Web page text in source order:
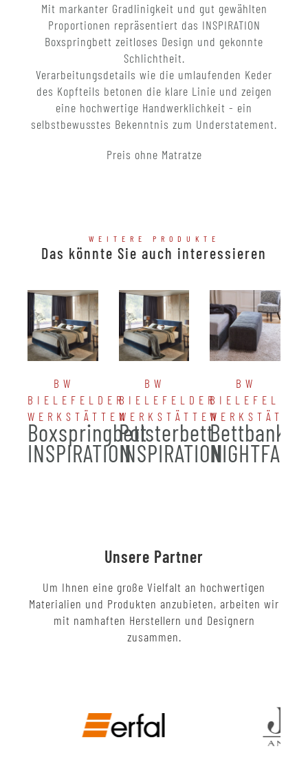
Mit markanter Gradlinigkeit und gut gewählten
Proportionen repräsentiert das INSPIRATION
Boxspringbett zeitloses Design und gekonnte
Schlichtheit.
Verarbeitungsdetails wie die umlaufenden Keder
des Kopfteils betonen die klare Linie und zeigen
eine hochwertige Handwerklichkeit - ein
selbstbewusstes Bekenntnis zum Understatement.
Preis ohne Matratze
WEITERE PRODUKTE
Das könnte Sie auch interessieren
BW
BIELEFELDER
WERKSTÄTTEN
Boxspringbett
INSPIRATION
BW
BIELEFELDER
WERKSTÄTTEN
Polsterbett
INSPIRATION
BW
BIELEFELDER
Bettbank
NIGHTFALL
Unsere Partner
Um Ihnen eine große Vielfalt an hochwertigen
Materialien und Produkten anzubieten, arbeiten wir
mit namhaften Herstellern und Designern
zusammen.